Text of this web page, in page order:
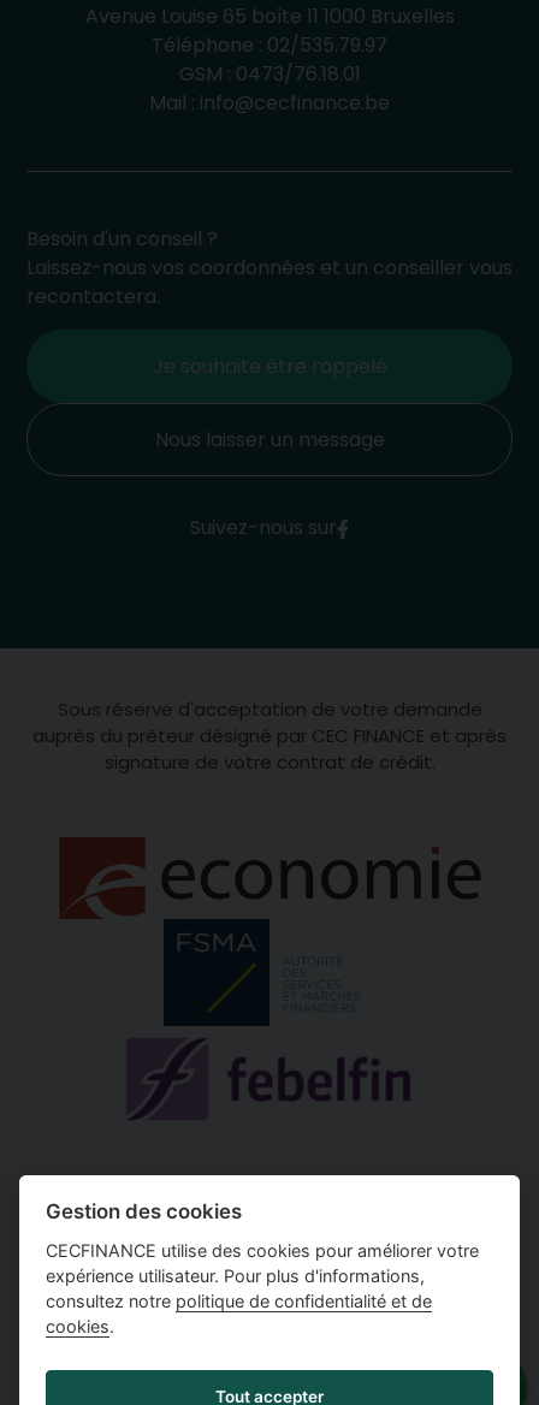
Avenue Louise 65 boîte 11 1000 Bruxelles
Téléphone : 02/535.79.97
GSM : 0473/76.18.01
Mail : info@cecfinance.be
Besoin d'un conseil ?
Laissez-nous vos coordonnées et un conseiller vous
recontactera.
Je souhaite être rappelé
Nous laisser un message
Suivez-nous sur
Sous réserve d'acceptation de votre demande
auprès du prêteur désigné par CEC FINANCE et après
signature de votre contrat de crédit.
N° d'entreprise 0451.49.48.14
Règles de conduite MIFID
simulation crédit hypothécaire
Attention, emprunter de
Gestion des cookies
CECFINANCE utilise des cookies pour améliorer votre
expérience utilisateur. Pour plus d'informations,
consultez notre politique de confidentialité et de
cookies.
Tout accepter